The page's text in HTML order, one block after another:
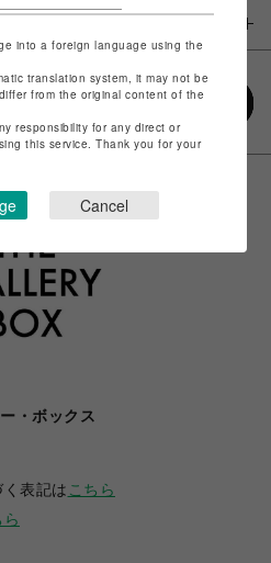
・ボックス
表記は こちら
ら
into a foreign language using the
translation system, it may not be
from the original content of the
responsibility for any direct or
this service. Thank you for your
Cancel